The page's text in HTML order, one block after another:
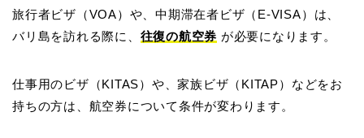
旅行者ビザ（VOA）や、中期滞在者ビザ（E-VISA）は、
バリ島を訪れる際に、 往復の航空券 が必要になります。
仕事用のビザ（KITAS）や、家族ビザ（KITAP）などをお
持ちの方は、航空券について条件が変わります。